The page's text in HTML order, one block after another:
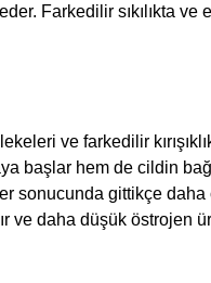
Farkedilir sıkılıkta ve
ve farkedilir
başlar hem de cildin
sonucunda gittikçe daha
ve daha düşük östrojen